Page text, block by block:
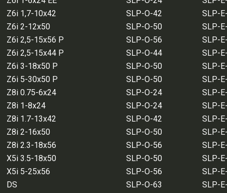
Z6i 1,7-10x42 SLP-O-42
SLP-
Z6i 2-12x50 SLP-O-50
SLP-
Z6i 2,5-15x56 P SLP-O-56
SLP-
Z6i 2,5-15x44 P SLP-O-44
SLP-
Z6i 3-18x50 P SLP-O-50
SLP-
Z6i 5-30x50 P SLP-O-50
SLP-
Z8i 0.75-6x24
SLP-O-24
SLP-
Z8i 1-8x24
SLP-O-24
SLP-
Z8i 1.7-13x42
SLP-O-42
SLP-
Z8i 2-16x50
SLP-O-50
SLP-
Z8i 2.3-18x56
SLP-O-56
SLP-
X5i 3.5-18x50
SLP-O-50
SLP-
X5i 5-25x56
SLP-O-56
SLP-
DS
SLP-O-63 SLP-